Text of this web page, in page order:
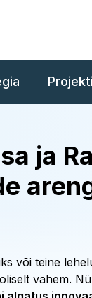
ja
või teine
vähem.